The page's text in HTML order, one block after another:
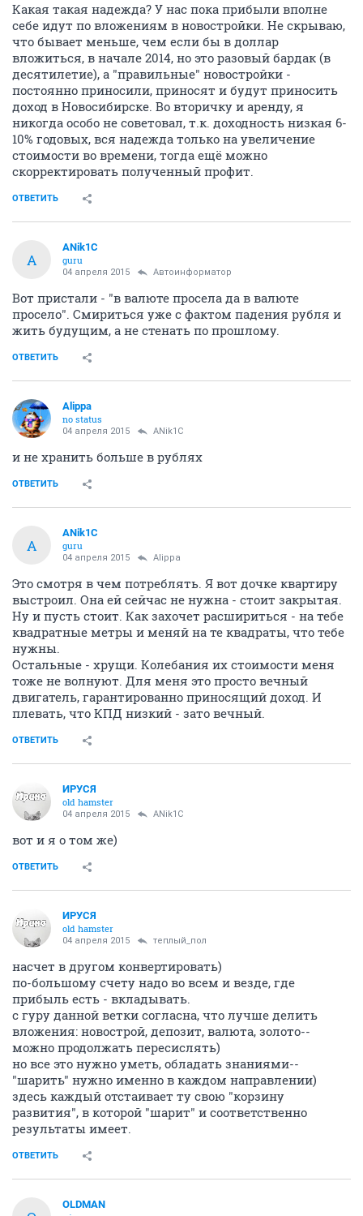
Какая такая надежда? У нас пока прибыли вполне
себе идут по вложениям в новостройки. Не скрываю,
что бывает меньше, чем если бы в доллар
вложиться, в начале 2014, но это разовый бардак (в
десятилетие), а "правильные" новостройки -
постоянно приносили, приносят и будут приносить
доход в Новосибирске. Во вторичку и аренду, я
никогда особо не советовал, т.к. доходность низкая 6-
10% годовых, вся надежда только на увеличение
стоимости во времени, тогда ещё можно
скорректировать полученный профит.
ОТВЕТИТЬ
A
ANik1C
guru
04 апреля 2015 Автоинформатор
Вот пристали - "в валюте просела да в валюте
просело". Смириться уже с фактом падения рубля и
жить будущим, а не стенать по прошлому.
ОТВЕТИТЬ
Alippa
no status
04 апреля 2015 ANik1C
и не хранить больше в рублях
ОТВЕТИТЬ
A
ANik1C
guru
04 апреля 2015 Alippa
Это смотря в чем потреблять. Я вот дочке квартиру
выстроил. Она ей сейчас не нужна - стоит закрытая.
Ну и пусть стоит. Как захочет расшириться - на тебе
квадратные метры и меняй на те квадраты, что тебе
нужны.
Остальные - хрущи. Колебания их стоимости меня
тоже не волнуют. Для меня это просто вечный
двигатель, гарантированно приносящий доход. И
плевать, что КПД низкий - зато вечный.
ОТВЕТИТЬ
ИРУСЯ
old hamster
04 апреля 2015 ANik1C
вот и я о том же)
ОТВЕТИТЬ
ИРУСЯ
old hamster
04 апреля 2015 теплый_пол
насчет в другом конвертировать)
по-большому счету надо во всем и везде, где
прибыль есть - вкладывать.
с гуру данной ветки согласна, что лучше делить
вложения: новострой, депозит, валюта, золото--
можно продолжать пересислять)
но все это нужно уметь, обладать знаниями--
"шарить" нужно именно в каждом направлении)
здесь каждый отстаивает ту свою "корзину
развития", в которой "шарит" и соответственно
результаты имеет.
ОТВЕТИТЬ
OLDMAN